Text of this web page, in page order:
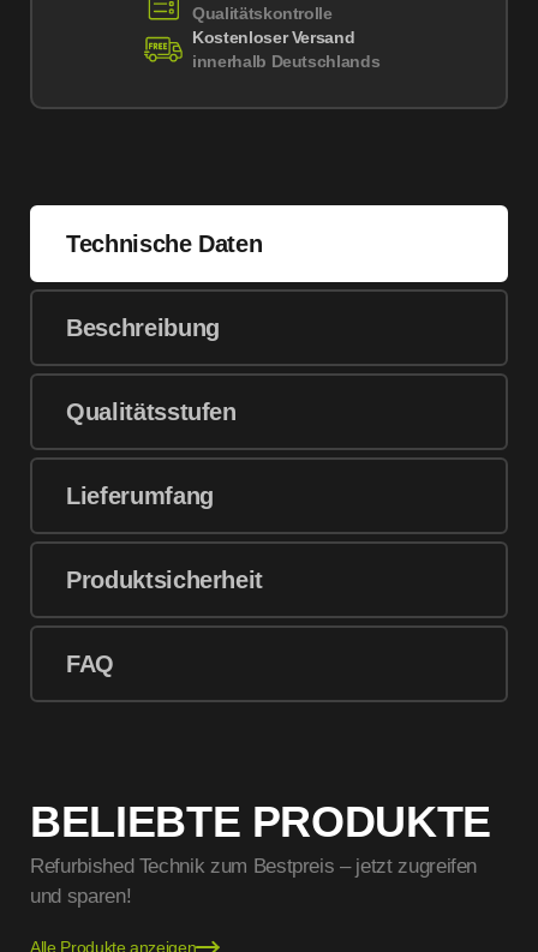
Qualitätskontrolle
Kostenloser Versand
innerhalb Deutschlands
Technische Daten
Beschreibung
Qualitätsstufen
Lieferumfang
Produktsicherheit
FAQ
BELIEBTE PRODUKTE
Refurbished Technik zum Bestpreis – jetzt zugreifen
und sparen!
Alle Produkte anzeigen